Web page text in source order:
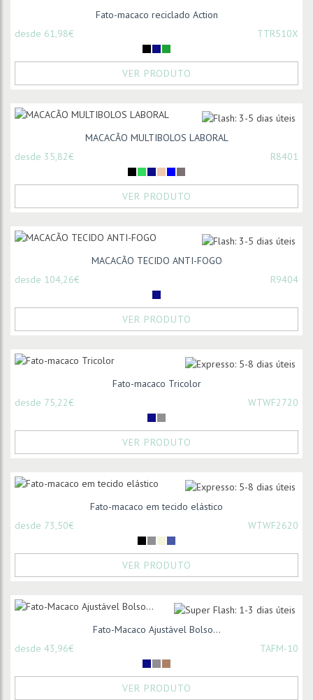
Fato-macaco reciclado Action
desde 61,98€
TTR510X
VER PRODUTO
MACACÃO MULTIBOLOS LABORAL
desde 35,82€
R8401
VER PRODUTO
MACACÃO TECIDO ANTI-FOGO
desde 104,26€
R9404
VER PRODUTO
Fato-macaco Tricolor
desde 75,22€
WTWF2720
VER PRODUTO
Fato-macaco em tecido elástico
desde 73,50€
WTWF2620
VER PRODUTO
Fato-Macaco Ajustável Bolso...
desde 43,96€
TAFM-10
VER PRODUTO